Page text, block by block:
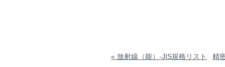
« 放射線（能）-JIS規格リスト 精